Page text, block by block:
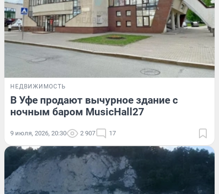
НЕДВИЖИМОСТЬ
В Уфе продают вычурное здание с
ночным баром MusicHall27
9 июля, 2026, 20:30 2 907 17